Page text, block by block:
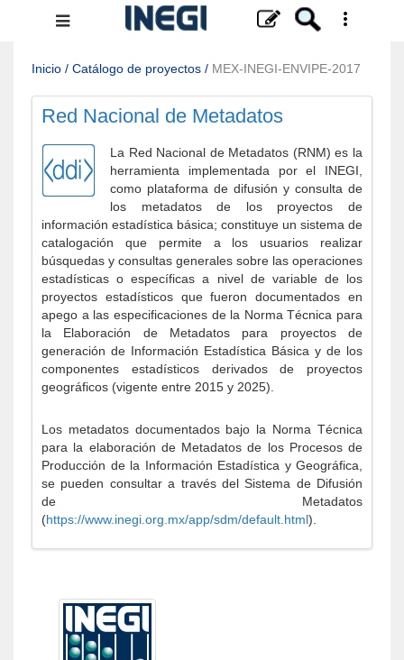
Menú
navegación
Inicio / Catálogo de proyectos / MEX-INEGI-ENVIPE-2017
Red Nacional de Metadatos
La Red Nacional de Metadatos (RNM) es la
herramienta implementada por el INEGI,
como plataforma de difusión y consulta de
los metadatos de los proyectos de
información estadística básica; constituye un sistema de
catalogación que permite a los usuarios realizar
búsquedas y consultas generales sobre las operaciones
estadísticas o específicas a nivel de variable de los
proyectos estadísticos que fueron documentados en
apego a las especificaciones de la Norma Técnica para
la Elaboración de Metadatos para proyectos de
generación de Información Estadística Básica y de los
componentes estadísticos derivados de proyectos
geográficos (vigente entre 2015 y 2025).
Los metadatos documentados bajo la Norma Técnica
para la elaboración de Metadatos de los Procesos de
Producción de la Información Estadística y Geográfica,
se pueden consultar a través del Sistema de Difusión
de Metadatos
(https://www.inegi.org.mx/app/sdm/default.html).